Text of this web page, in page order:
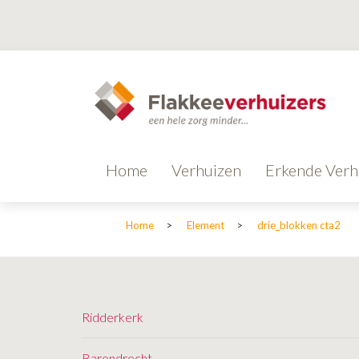
Home Verhuizen Erkende
Home > Element > drie_blokken cta2
Ridderkerk